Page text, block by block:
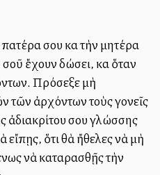
σου καὶ τὴν μητέρα
ἔχουν δώσει, καὶ ὅταν
Πρόσεξε μὴ
τῶν ἀρχόντων τοὺς γονεῖς
ἀδιακρίτου σου γλώσσης
ὅτι θὰ ἤθελες νὰ μὴ
νὰ καταρασθῇς τὴν